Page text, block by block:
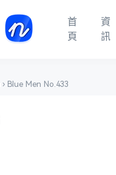
首
頁
資
訊
› Blue Men No.433